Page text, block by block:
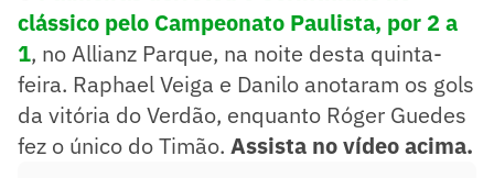
clássico pelo Campeonato Paulista, por 2 a
1, no Allianz Parque, na noite desta quinta-
feira. Raphael Veiga e Danilo anotaram os gols
da vitória do Verdão, enquanto Róger Guedes
fez o único do Timão. Assista no vídeo acima.